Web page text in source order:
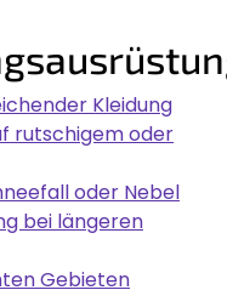
Kleidung
rutschigem oder
oder Nebel
bei längeren
Gebieten